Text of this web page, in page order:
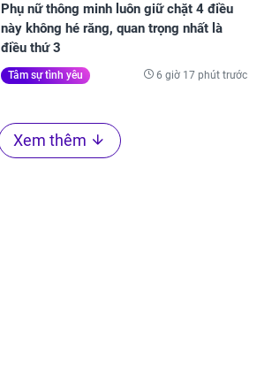
Phụ nữ thông minh luôn giữ chặt 4 điều
này không hé răng, quan trọng nhất là
điều thứ 3
Tâm sự tình yêu 6 giờ 17 phút trước
Xem thêm